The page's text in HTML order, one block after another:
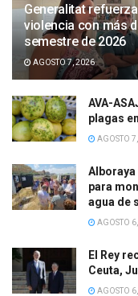
Generalitat
violencia con más
semestre de 2026
AGOSTO 7, 2026
AVA-
plagas
AGOSTO
Alboraya
para
agua de
AGOSTO
El Rey
Ceuta,
AGOSTO